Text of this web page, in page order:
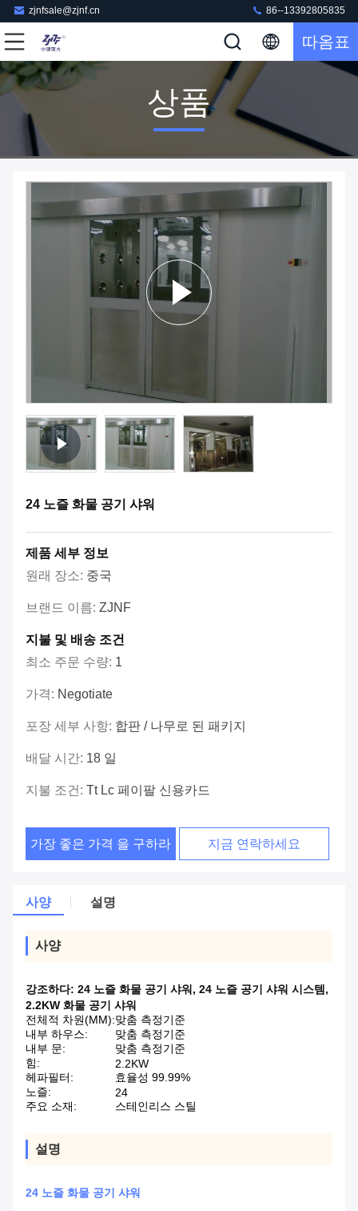
zjnfsale@zjnf.cn 86--13392805835
따옴표
상품
24 노즐 화물 공기 샤워
제품 세부 정보
원래 장소: 중국
브랜드 이름: ZJNF
지불 및 배송 조건
최소 주문 수량: 1
가격: Negotiate
포장 세부 사항: 합판 / 나무로 된 패키지
배달 시간: 18 일
지불 조건: Tt Lc 페이팔 신용카드
가장 좋은 가격 을 구하라 지금 연락하세요
사양 설명
사양
강조하다: 24 노즐 화물 공기 샤워 , 24 노즐 공기 샤워 시스템 ,
2.2KW 화물 공기 샤워
전체적 차원(MM):맞춤 측정기준
내부 하우스:
맞춤 측정기준
내부 문:
맞춤 측정기준
힘:
2.2KW
헤파필터:
효율성 99.99%
노즐:
24
주요 소재:
스테인리스 스틸
설명
24 노즐 화물 공기 샤워